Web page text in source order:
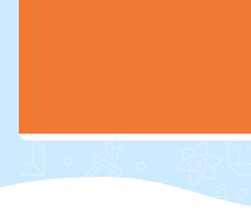
Khoá tiếng Anh giao
Học phí chỉ 1 ly trà đá/